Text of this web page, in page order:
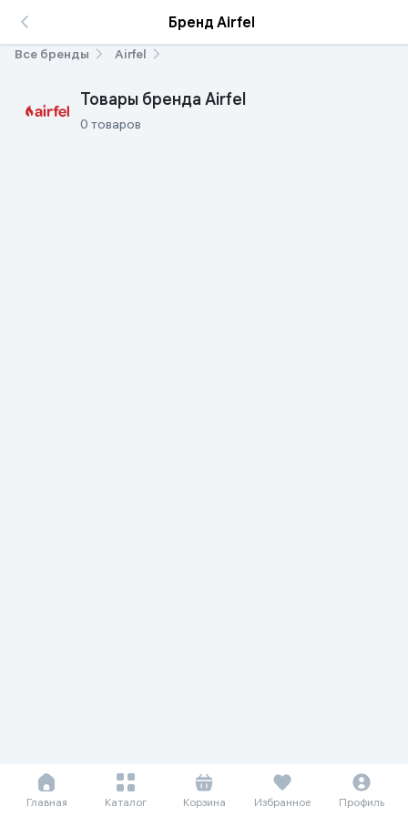
Бренд Airfel
Все бренды Airfel
Товары бренда Airfel
0 товаров
Главная Каталог Корзина Избранное Профиль